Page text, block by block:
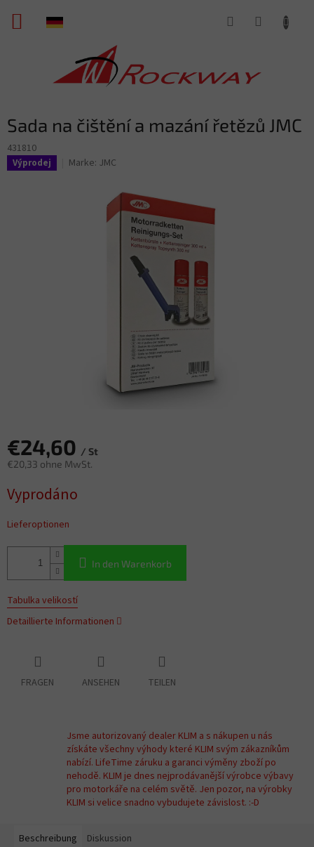
Inhalt
springen
WARENKORB
Sada na čištění a mazání řetězů JMC
431810
Výprodej Marke: JMC
€24,60 / St
€20,33 ohne MwSt.
Vyprodáno
Lieferoptionen
In den Warenkorb
Tabulka velikostí
Detaillierte Informationen
FRAGEN ANSEHEN TEILEN
Jsme autorizovaný dealer KLIM a s nákupen u nás
získáte všechny výhody které KLIM svým zákazníkům
nabízí. LifeTime záruku a garanci výměny zboží po
nehodě. KLIM je dnes nejprodávanější výrobce výbavy
pro motorkáře na celém světě. Jen pozor, na výrobky
KLIM si velice snadno vybudujete závislost. :-D
Beschreibung Diskussion